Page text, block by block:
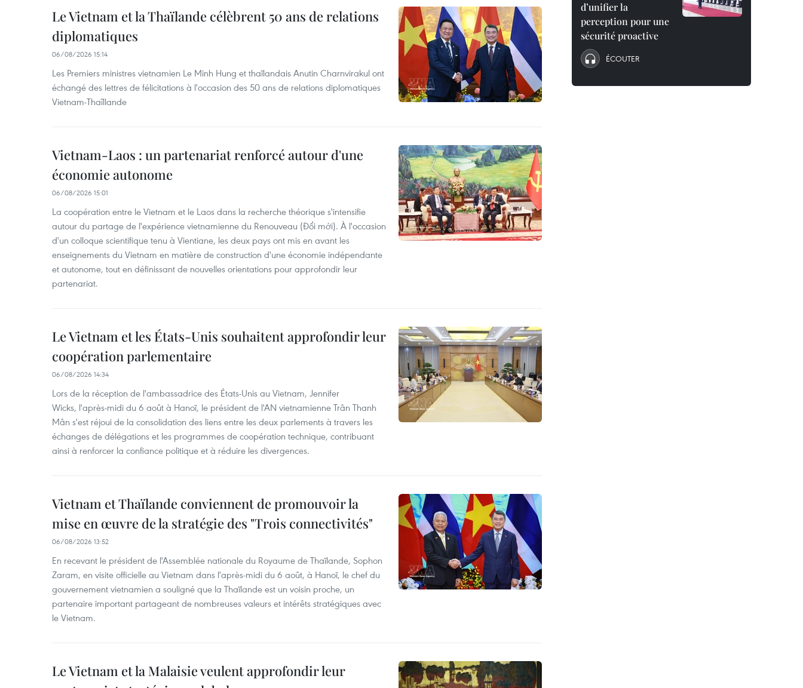
Le Vietnam et la Thaïlande célèbrent 50 ans de relations
diplomatiques
06/08/2026 15:14
Les Premiers ministres vietnamien Le Minh Hung et thaïlandais Anutin Charnvirakul ont
échangé des lettres de félicitations à l'occasion des 50 ans de relations diplomatiques
Vietnam-Thaîllande
Vietnam-Laos : un partenariat renforcé autour d'une
économie autonome
06/08/2026 15:01
La coopération entre le Vietnam et le Laos dans la recherche théorique s'intensifie
autour du partage de l'expérience vietnamienne du Renouveau (Đổi mới). À l'occasion
d'un colloque scientifique tenu à Vientiane, les deux pays ont mis en avant les
enseignements du Vietnam en matière de construction d'une économie indépendante
et autonome, tout en définissant de nouvelles orientations pour approfondir leur
partenariat.
Le Vietnam et les États-Unis souhaitent approfondir leur
coopération parlementaire
06/08/2026 14:34
Lors de la réception de l'ambassadrice des États-Unis au Vietnam, Jennifer
Wicks, l'après-midi du 6 août à Hanoï, le président de l'AN vietnamienne Trân Thanh
Mân s'est réjoui de la consolidation des liens entre les deux parlements à travers les
échanges de délégations et les programmes de coopération technique, contribuant
ainsi à renforcer la confiance politique et à réduire les divergences.
Vietnam et Thaïlande conviennent de promouvoir la
mise en œuvre de la stratégie des "Trois connectivités"
06/08/2026 13:52
En recevant le président de l'Assemblée nationale du Royaume de Thaïlande, Sophon
Zaram, en visite officielle au Vietnam dans l'après-midi du 6 août, à Hanoï, le chef du
gouvernement vietnamien a souligné que la Thaïlande est un voisin proche, un
partenaire important partageant de nombreuses valeurs et intérêts stratégiques avec
le Vietnam.
Le Vietnam et la Malaisie veulent approfondir leur
d’unifier la
perception pour une
sécurité proactive
ÉCOUTER